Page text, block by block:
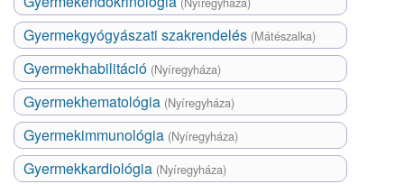
Gyermekgyógyászati szakrendelés (Mátészalka)
Gyermekhabilitáció (Nyíregyháza)
Gyermekhematológia (Nyíregyháza)
Gyermekimmunológia (Nyíregyháza)
Gyermekkardiológia (Nyíregyháza)